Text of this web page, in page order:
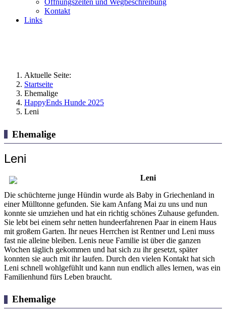
Öffnungszeiten und Wegbeschreibung
Kontakt
Links
Aktuelle Seite:
Startseite
Ehemalige
HappyEnds Hunde 2025
Leni
Ehemalige
Leni
Leni
Die schüchterne junge Hündin wurde als Baby in Griechenland in
einer Mülltonne gefunden. Sie kam Anfang Mai zu uns und nun
konnte sie umziehen und hat ein richtig schönes Zuhause gefunden.
Sie lebt bei einem sehr netten hundeerfahrenen Paar in einem Haus
mit großem Garten. Ihr neues Herrchen ist Rentner und Leni muss
fast nie alleine bleiben. Lenis neue Familie ist über die ganzen
Wochen täglich gekommen und hat sich zu ihr gesetzt, später
konnten sie auch mit ihr laufen. Durch den vielen Kontakt hat sich
Leni schnell wohlgefühlt und kann nun endlich alles lernen, was ein
Familienhund fürs Leben braucht.
Ehemalige